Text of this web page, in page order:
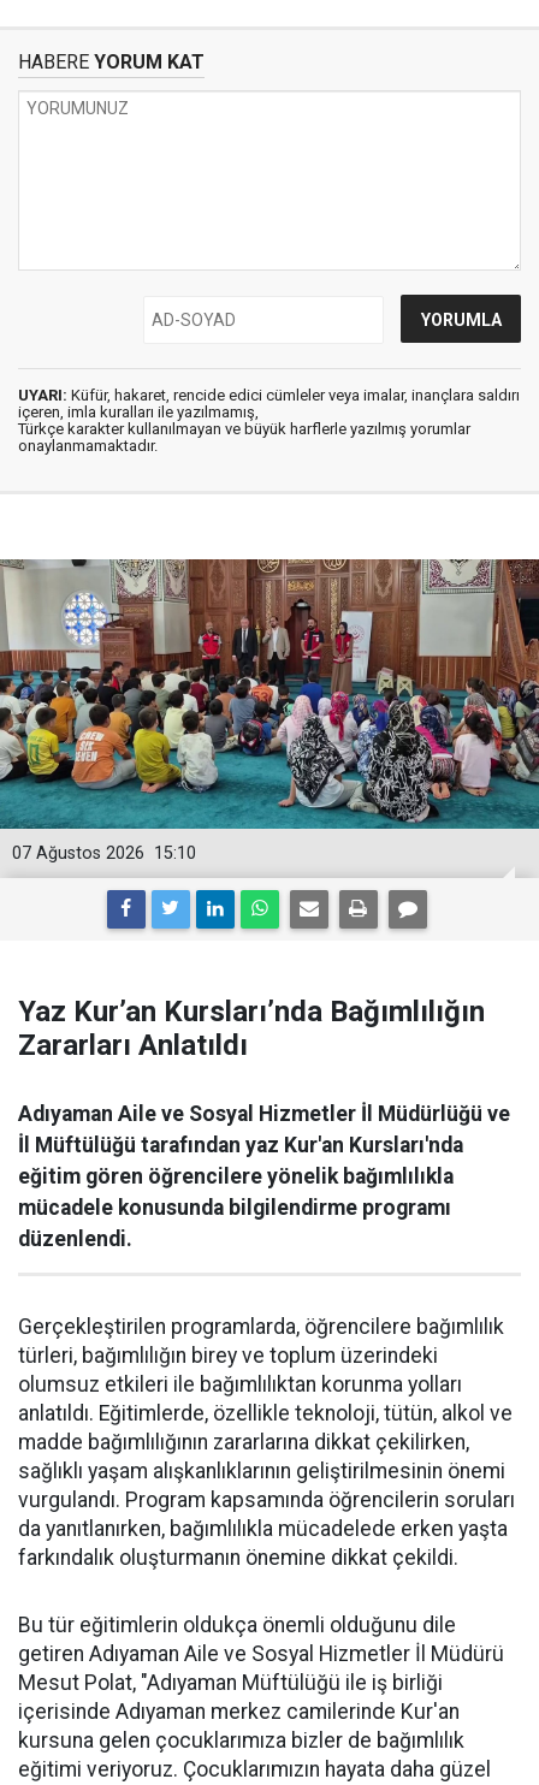
HABERE YORUM KAT
UYARI: Küfür, hakaret, rencide edici cümleler veya imalar, inançlara saldırı
içeren, imla kuralları ile yazılmamış,
Türkçe karakter kullanılmayan ve büyük harflerle yazılmış yorumlar
onaylanmamaktadır.
15:10
07 Ağustos 2026
Yaz Kur’an Kursları’nda Bağımlılığın
Zararları Anlatıldı
Adıyaman Aile ve Sosyal Hizmetler İl Müdürlüğü ve
İl Müftülüğü tarafından yaz Kur'an Kursları'nda
eğitim gören öğrencilere yönelik bağımlılıkla
mücadele konusunda bilgilendirme programı
düzenlendi.
Gerçekleştirilen programlarda, öğrencilere bağımlılık
türleri, bağımlılığın birey ve toplum üzerindeki
olumsuz etkileri ile bağımlılıktan korunma yolları
anlatıldı. Eğitimlerde, özellikle teknoloji, tütün, alkol ve
madde bağımlılığının zararlarına dikkat çekilirken,
sağlıklı yaşam alışkanlıklarının geliştirilmesinin önemi
vurgulandı. Program kapsamında öğrencilerin soruları
da yanıtlanırken, bağımlılıkla mücadelede erken yaşta
farkındalık oluşturmanın önemine dikkat çekildi.
Bu tür eğitimlerin oldukça önemli olduğunu dile
getiren Adıyaman Aile ve Sosyal Hizmetler İl Müdürü
Mesut Polat, "Adıyaman Müftülüğü ile iş birliği
içerisinde Adıyaman merkez camilerinde Kur'an
kursuna gelen çocuklarımıza bizler de bağımlılık
eğitimi veriyoruz. Çocuklarımızın hayata daha güzel